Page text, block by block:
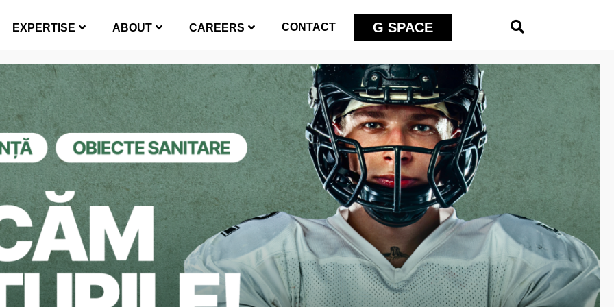
EXPERTISE ABOUT CAREERS CONTACT G SPACE